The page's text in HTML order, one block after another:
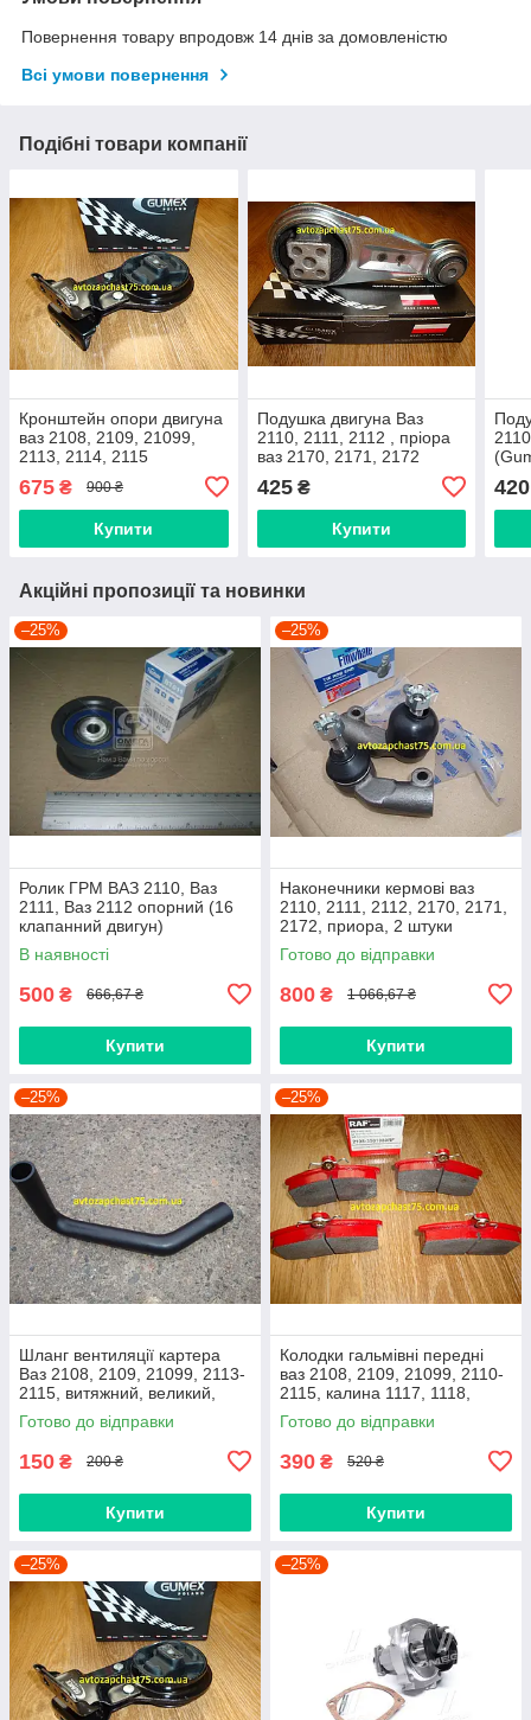
Повернення товару впродовж 14 днів за домовленістю
Всі умови повернення
Подібні товари компанії
Кронштейн опори двигуна
ваз 2108, 2109, 21099,
2113, 2114, 2115
Польща)
675 ₴ 900 ₴
Купити
Подушка двигуна Ваз
2110, 2111, 2112 , пріора
ваз 2170, 2171, 2172
Польща
425₴
Купити
420
Акційні пропозиції та новинки
–25%
Ролик ГРМ ВАЗ 2110, Ваз
2111, Ваз 2112 опорний (16
клапанний двигун)
В наявності
500 ₴ 666,67 ₴
Купити
–25%
Наконечники кермові ваз
2110, 2111, 2112, 2170, 2171,
2172, приора, 2 штуки
(виробник Finwhale,
Німеччина)
Готово до відправки
800 ₴ 1 066,67 ₴
Купити
–25%
Шланг вентиляції картера
Ваз 2108, 2109, 21099, 2113-
2115, витяжний, великий,
нижній
Готово до відправки
150 ₴ 200 ₴
Купити
–25%
Колодки гальмівні передні
ваз 2108, 2109, 21099, 2110-
2115, калина 1117, 1118,
1119, приора 2170 (Raf,
Латвія)
Готово до відправки
390 ₴ 520 ₴
Купити
–25% –25%